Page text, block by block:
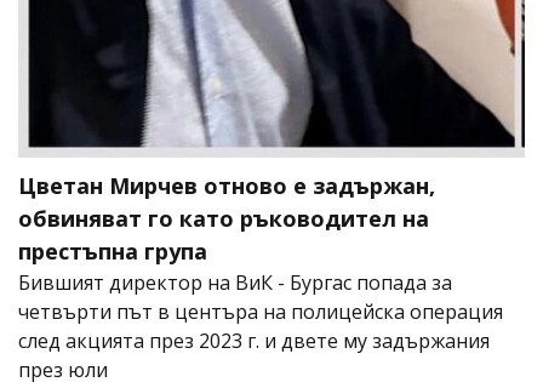
Цветан Мирчев отново е задържан,
обвиняват го като ръководител на
престъпна група
Бившият директор на ВиК - Бургас попада за
четвърти път в центъра на полицейска операция
след акцията през 2023 г. и двете му задържания
през юли